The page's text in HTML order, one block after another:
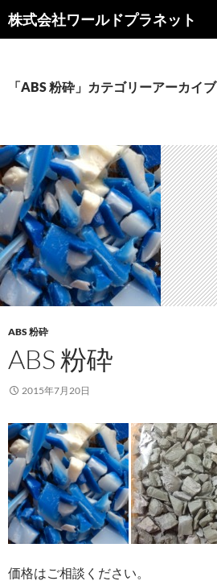
株式会社ワールドプラネット
検
索
ン
キ
ッ
プ
「ABS 粉砕」カテゴリーアーカイブ
ABS 粉砕
ABS 粉砕
2015年7月20日
価格はご相談ください。